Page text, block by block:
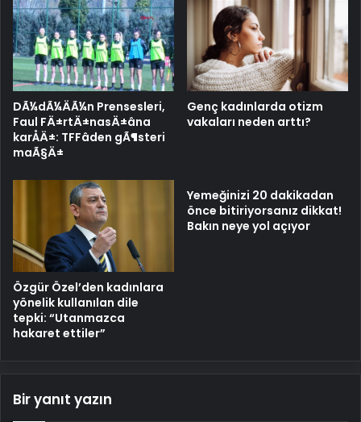
DÃ¼dÃ¼ÄÃ¼n Prensesleri,
Faul FÄ±rtÄ±nasÄ±âna
karÅÄ±: TFFâden gÃ¶steri
maÃ§Ä±
Genç kadınlarda otizm
vakaları neden arttı?
Özgür Özel’den kadınlara
yönelik kullanılan dile
tepki: “Utanmazca
hakaret ettiler”
Yemeğinizi 20 dakikadan
önce bitiriyorsanız dikkat!
Bakın neye yol açıyor
Bir yanıt yazın